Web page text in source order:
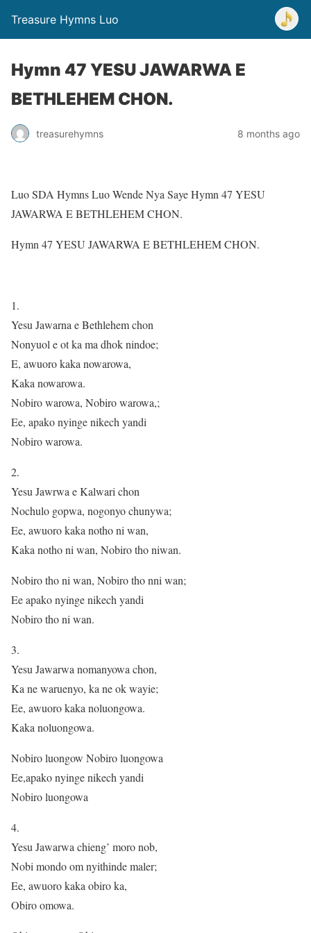
Treasure Hymns Luo
Hymn 47 YESU JAWARWA E
BETHLEHEM CHON.
treasurehymns 8 months ago
Luo SDA Hymns Luo Wende Nya Saye Hymn 47 YESU
JAWARWA E BETHLEHEM CHON.
Hymn 47 YESU JAWARWA E BETHLEHEM CHON.
1.
Yesu Jawarna e Bethlehem chon
Nonyuol e ot ka ma dhok nindoe;
E, awuoro kaka nowarowa,
Kaka nowarowa.
Nobiro warowa, Nobiro warowa,;
Ee, apako nyinge nikech yandi
Nobiro warowa.
2.
Yesu Jawrwa e Kalwari chon
Nochulo gopwa, nogonyo chunywa;
Ee, awuoro kaka notho ni wan,
Kaka notho ni wan, Nobiro tho niwan.
Nobiro tho ni wan, Nobiro tho nni wan;
Ee apako nyinge nikech yandi
Nobiro tho ni wan.
3.
Yesu Jawarwa nomanyowa chon,
Ka ne waruenyo, ka ne ok wayie;
Ee, awuoro kaka noluongowa.
Kaka noluongowa.
Nobiro luongow Nobiro luongowa
Ee,apako nyinge nikech yandi
Nobiro luongowa
4.
Yesu Jawarwa chieng’ moro nob,
Nobi mondo om nyithinde maler;
Ee, awuoro kaka obiro ka,
Obiro omowa.